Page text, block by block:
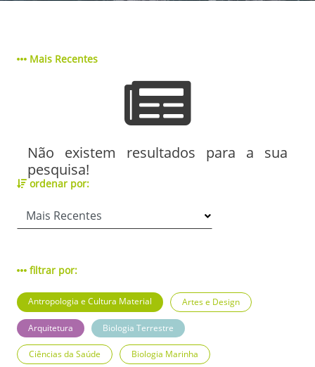
Mais Recentes
Não existem resultados para a sua
pesquisa!
ordenar por:
filtrar por:
Antropologia e Cultura Material Artes e Design
Arquitetura Biologia Terrestre
Ciências da Saúde Biologia Marinha